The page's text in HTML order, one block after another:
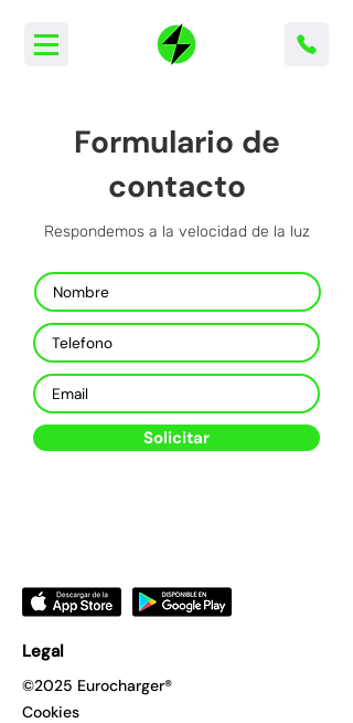
Formulario de
contacto
Respondemos a la velocidad de la luz
Solicitar
Legal
©2025 Eurocharger®
Cookies